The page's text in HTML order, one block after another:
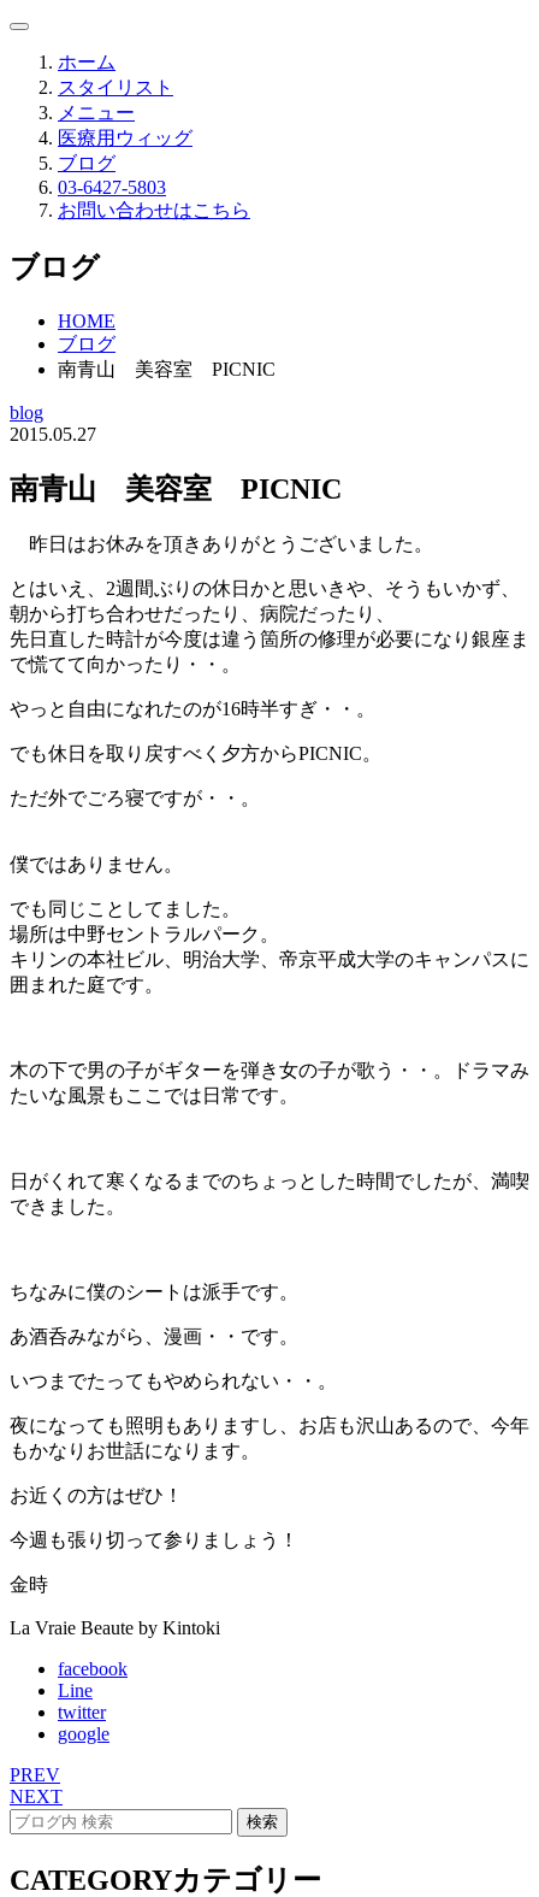
ホーム
スタイリスト
メニュー
医療用ウィッグ
ブログ
03-6427-5803
お問い合わせはこちら
ブログ
HOME
ブログ
南青山 美容室 PICNIC
blog
2015.05.27
南青山 美容室 PICNIC
昨日はお休みを頂きありがとうございました。
とはいえ、2週間ぶりの休日かと思いきや、そうもいかず、
朝から打ち合わせだったり、病院だったり、
先日直した時計が今度は違う箇所の修理が必要になり銀座ま
で慌てて向かったり・・。
やっと自由になれたのが16時半すぎ・・。
でも休日を取り戻すべく夕方からPICNIC。
ただ外でごろ寝ですが・・。
僕ではありません。
でも同じことしてました。
場所は中野セントラルパーク。
キリンの本社ビル、明治大学、帝京平成大学のキャンパスに
囲まれた庭です。
木の下で男の子がギターを弾き女の子が歌う・・。ドラマみ
たいな風景もここでは日常です。
日がくれて寒くなるまでのちょっとした時間でしたが、満喫
できました。
ちなみに僕のシートは派手です。
あ酒呑みながら、漫画・・です。
いつまでたってもやめられない・・。
夜になっても照明もありますし、お店も沢山あるので、今年
もかなりお世話になります。
お近くの方はぜひ！
今週も張り切って参りましょう！
金時
La Vraie Beaute by Kintoki
facebook
Line
twitter
google
PREV
NEXT
CATEGORYカテゴリー